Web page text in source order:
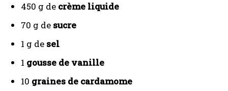
450 g de crème liquide
70 g de sucre
1 g de sel
1 gousse de vanille
10 graines de cardamome